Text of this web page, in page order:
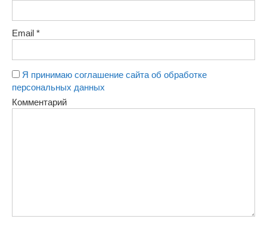
Email *
Я принимаю соглашение сайта об обработке
персональных данных
Комментарий